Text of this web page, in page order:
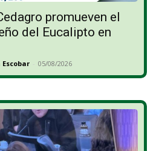
promueven el
del Eucalipto en
- 05/08/2026